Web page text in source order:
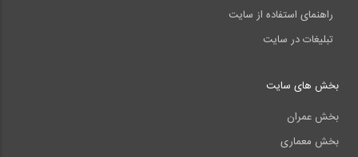
راهنمای استفاده از سایت
تبلیغات در سایت
بخش های سایت
بخش عمران
بخش معماری